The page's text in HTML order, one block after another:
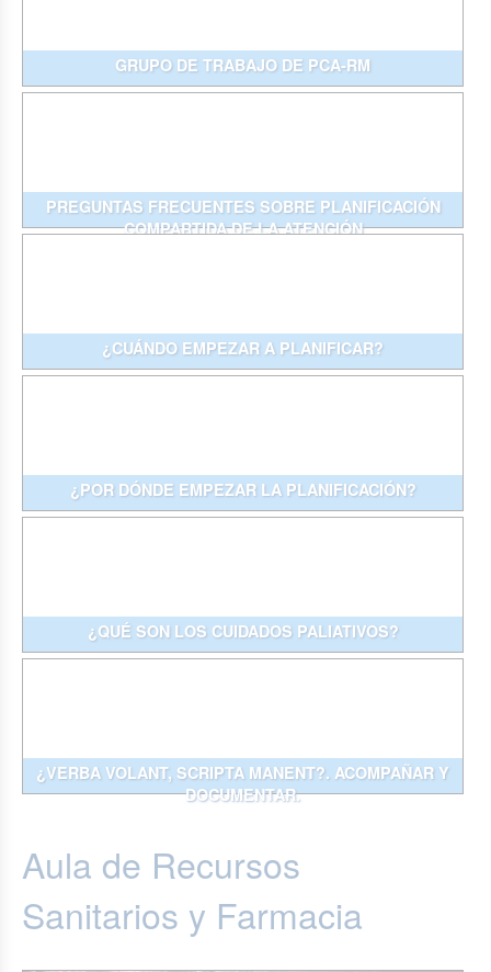
GRUPO DE TRABAJO DE PCA-RM
PREGUNTAS FRECUENTES SOBRE PLANIFICACIÓN
COMPARTIDA DE LA ATENCIÓN
¿CUÁNDO EMPEZAR A PLANIFICAR?
¿POR DÓNDE EMPEZAR LA PLANIFICACIÓN?
¿QUÉ SON LOS CUIDADOS PALIATIVOS?
¿VERBA VOLANT, SCRIPTA MANENT?. ACOMPAÑAR Y
DOCUMENTAR.
Aula de Recursos
Sanitarios y Farmacia